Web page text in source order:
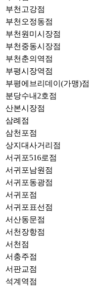
부천고강점
부천오정동점
부천원미시장점
부천중동시장점
부천춘의역점
부평시장역점
부평에브리데이(가맹)점
분당수내2호점
산본시장점
삼례점
삼천포점
상지대사거리점
서귀포516로점
서귀포남원점
서귀포동광점
서귀포점
서귀포표선점
서산동문점
서천장항점
서천점
서충주점
서판교점
석계역점